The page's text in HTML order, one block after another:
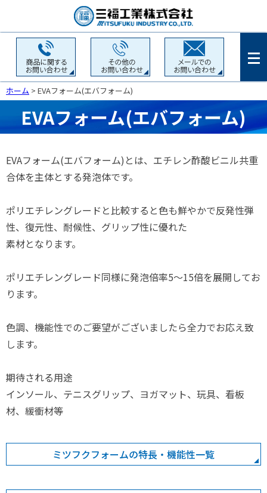
ホーム > EVAフォーム(エバフォーム)
EVAフォーム(エバフォーム)
EVAフォーム(エバフォーム)とは、エチレン酢酸ビニル共重
合体を主体とする発泡体です。
ポリエチレングレードと比較すると色も鮮やかで反発性弾
性、復元性、耐候性、グリップ性に優れた
素材となります。
ポリエチレングレード同様に発泡倍率5～15倍を展開してお
ります。
色調、機能性でのご要望がございましたら全力でお応え致
します。
期待される用途
インソール、テニスグリップ、ヨガマット、玩具、看板
材、緩衝材等
ミツフクフォームの特長・機能性一覧